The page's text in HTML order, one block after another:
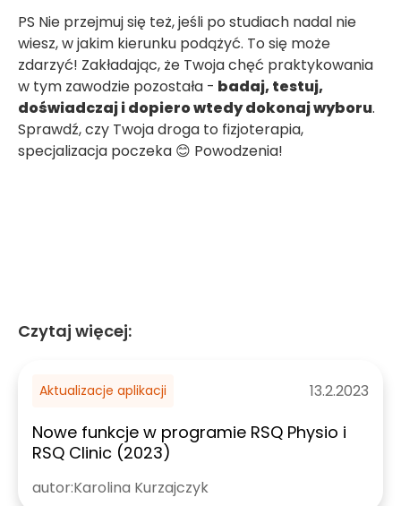
PS Nie przejmuj się też, jeśli po studiach nadal nie
wiesz, w jakim kierunku podążyć. To się może
zdarzyć! Zakładając, że Twoja chęć praktykowania
w tym zawodzie pozostała - badaj, testuj,
doświadczaj i dopiero wtedy dokonaj wyboru.
Sprawdź, czy Twoja droga to fizjoterapia,
specjalizacja poczeka 😊 Powodzenia!
Czytaj więcej:
Aktualizacje aplikacji 13.2.2023
Nowe funkcje w programie RSQ Physio i
RSQ Clinic (2023)
autor:Karolina Kurzajczyk